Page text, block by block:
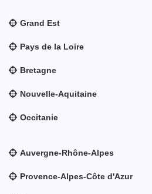
Grand Est
Pays de la Loire
Bretagne
Nouvelle-Aquitaine
Occitanie
Auvergne-Rhône-Alpes
Provence-Alpes-Côte d'Azur